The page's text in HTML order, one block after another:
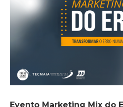
Evento Marketing Mix do